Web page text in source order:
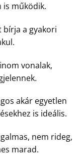
is működik.
a gyakori
vonalak,
akár egyetlen
is ideális.
nem rideg,
marad.